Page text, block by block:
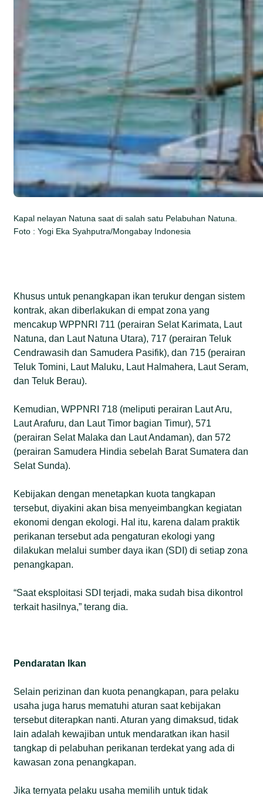
Kapal nelayan Natuna saat di salah satu Pelabuhan Natuna.
Foto : Yogi Eka Syahputra/Mongabay Indonesia
Khusus untuk penangkapan ikan terukur dengan sistem
kontrak, akan diberlakukan di empat zona yang
mencakup WPPNRI 711 (perairan Selat Karimata, Laut
Natuna, dan Laut Natuna Utara), 717 (perairan Teluk
Cendrawasih dan Samudera Pasifik), dan 715 (perairan
Teluk Tomini, Laut Maluku, Laut Halmahera, Laut Seram,
dan Teluk Berau).
Kemudian, WPPNRI 718 (meliputi perairan Laut Aru,
Laut Arafuru, dan Laut Timor bagian Timur), 571
(perairan Selat Malaka dan Laut Andaman), dan 572
(perairan Samudera Hindia sebelah Barat Sumatera dan
Selat Sunda).
Kebijakan dengan menetapkan kuota tangkapan
tersebut, diyakini akan bisa menyeimbangkan kegiatan
ekonomi dengan ekologi. Hal itu, karena dalam praktik
perikanan tersebut ada pengaturan ekologi yang
dilakukan melalui sumber daya ikan (SDI) di setiap zona
penangkapan.
“Saat eksploitasi SDI terjadi, maka sudah bisa dikontrol
terkait hasilnya,” terang dia.
Pendaratan Ikan
Selain perizinan dan kuota penangkapan, para pelaku
usaha juga harus mematuhi aturan saat kebijakan
tersebut diterapkan nanti. Aturan yang dimaksud, tidak
lain adalah kewajiban untuk mendaratkan ikan hasil
tangkap di pelabuhan perikanan terdekat yang ada di
kawasan zona penangkapan.
Jika ternyata pelaku usaha memilih untuk tidak